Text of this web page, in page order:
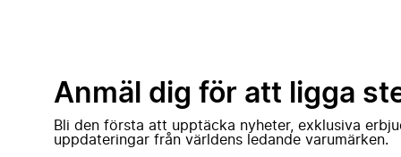
Anmäl dig för att ligga
Bli den första att upptäcka nyheter, exklusiva
uppdateringar från världens ledande varumärken.